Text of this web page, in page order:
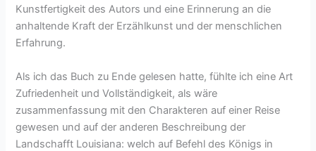
Kunstfertigkeit des Autors und eine Erinnerung an die
anhaltende Kraft der Erzählkunst und der menschlichen
Erfahrung.
Als ich das Buch zu Ende gelesen hatte, fühlte ich eine Art
Zufriedenheit und Vollständigkeit, als wäre
zusammenfassung mit den Charakteren auf einer Reise
gewesen und auf der anderen Beschreibung der
Landschafft Louisiana: welch auf Befehl des Königs in